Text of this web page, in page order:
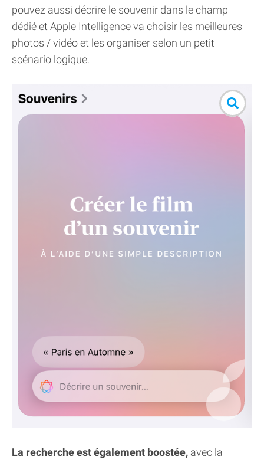
pouvez aussi décrire le souvenir dans le champ
dédié et Apple Intelligence va choisir les meilleures
photos / vidéo et les organiser selon un petit
scénario logique.
La recherche est également boostée, avec la